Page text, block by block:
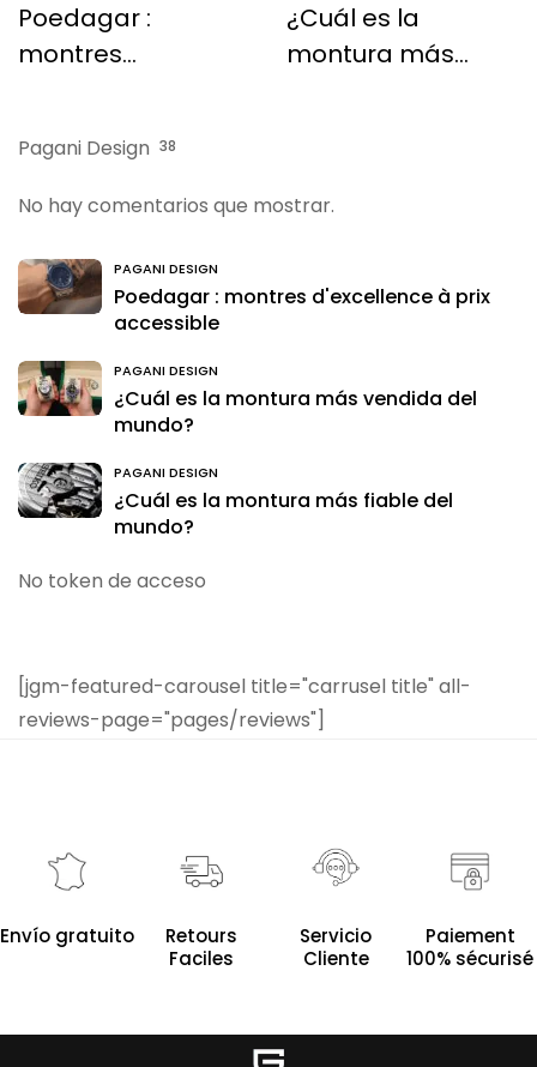
Poedagar :
montres
¿Cuál es la
montura más
Pagani Design 38
No hay comentarios que mostrar.
PAGANI DESIGN
Poedagar : montres d'excellence à prix
accessible
PAGANI DESIGN
¿Cuál es la montura más vendida del
mundo?
PAGANI DESIGN
¿Cuál es la montura más fiable del
mundo?
No token de acceso
[jgm-featured-carousel title="carrusel title" all-
reviews-page="pages/reviews"]
Envío gratuito
Retours
Faciles
Servicio
Cliente
Paiement
100% sécurisé